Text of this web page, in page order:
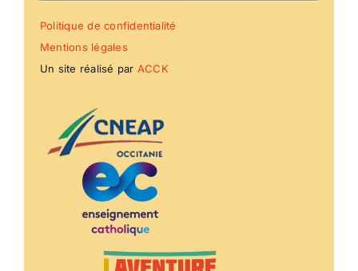
Politique de confidentialité
Mentions légales
Un site réalisé par ACCK